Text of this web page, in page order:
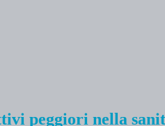
peggiori nella